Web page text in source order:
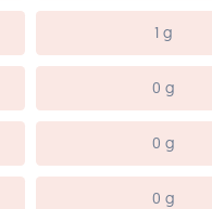
1 g
0 g
0 g
0 g